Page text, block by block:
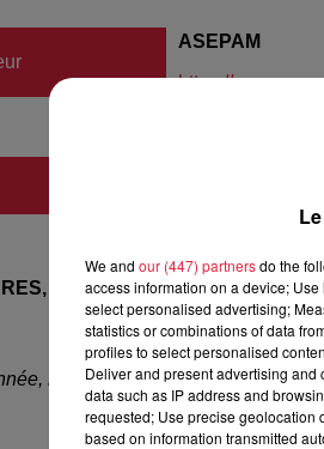
ASEPAM
https://
deux mines d’argent à la
laissez-vous ensorceler par la
We and our (447) partnersdo the
access information on a device;
select personalised advertising;
statistics or combinations of data
profiles to select personalised
Deliver and present advertising
data such as IP address and
requested; Use precise geolocation
based on information transmitted